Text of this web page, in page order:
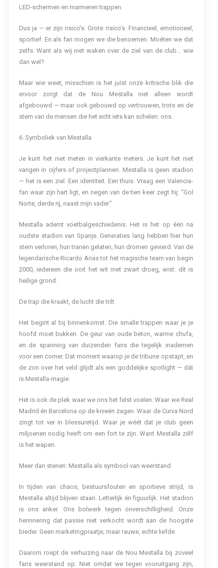
LED-schermen en marmeren trappen.
Dus ja — er zijn risico’s. Grote risico’s. Financieel, emotioneel,
sportief. En als fan mogen we die benoemen. Moéten we dat
zelfs. Want als wij niet waken over de ziel van de club… wie
dan wel?
Maar wie weet, misschien is het juist onze kritische blik die
ervoor zorgt dat de Nou Mestalla niet alleen wordt
afgebouwd — maar ook gebouwd op vertrouwen, trots en de
stem van de mensen die het echt iets kan schelen: ons.
6. Symboliek van Mestalla
Je kunt het niet meten in vierkante meters. Je kunt het niet
vangen in cijfers of projectplannen. Mestalla is geen stadion
— het is een ziel. Een identiteit. Een thuis. Vraag een Valencia-
fan waar zijn hart ligt, en negen van de tien keer zegt hij: “Gol
Norte, derde rij, naast mijn vader.”
Mestalla ademt voetbalgeschiedenis. Het is het op één na
oudste stadion van Spanje. Generaties lang hebben hier hun
stem verloren, hun tranen gelaten, hun dromen gevierd. Van de
legendarische Ricardo Arias tot het magische team van begin
2000, iedereen die ooit het wit met zwart droeg, wist: dít is
heilige grond.
De trap die kraakt, de lucht die trilt
Het begint al bij binnenkomst. Die smalle trappen waar je je
hoofd moet bukken. De geur van oude beton, warme chufa,
en de spanning van duizenden fans die tegelijk inademen
voor een corner. Dat moment waarop je de tribune opstapt, en
de zon over het veld glijdt als een goddelijke spotlight — dát
is Mestalla-magie.
Het is ook de plek waar we ons het felst voelen. Waar we Real
Madrid én Barcelona op de knieën zagen. Waar de Curva Nord
zingt tot ver in blessuretijd. Waar je wéét dat je club geen
miljoenen nodig heeft om een fort te zijn. Want Mestalla zélf
is het wapen.
Meer dan stenen: Mestalla als symbool van weerstand
In tijden van chaos, bestuursfouten en sportieve strijd, is
Mestalla altijd blijven staan. Letterlijk én figuurlijk. Het stadion
is ons anker. Ons bolwerk tegen onverschilligheid. Onze
herinnering dat passie niet verkocht wordt aan de hoogste
bieder. Geen marketingpraatje, maar rauwe, echte liefde.
Daarom roept de verhuizing naar de Nou Mestalla bij zoveel
fans weerstand op. Niet omdat we tegen vooruitgang zijn,